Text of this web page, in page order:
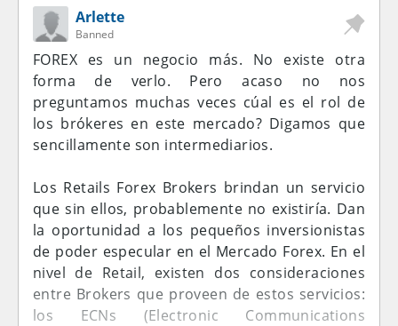
Arlette
Banned
FOREX es un negocio más. No existe otra
forma de verlo. Pero acaso no nos
preguntamos muchas veces cúal es el rol de
los brókeres en este mercado? Digamos que
sencillamente son intermediarios.
Los Retails Forex Brokers brindan un servicio
que sin ellos, probablemente no existiría. Dan
la oportunidad a los pequeños inversionistas
de poder especular en el Mercado Forex. En el
nivel de Retail, existen dos consideraciones
entre Brokers que proveen de estos servicios:
los ECNs (Electronic Communications